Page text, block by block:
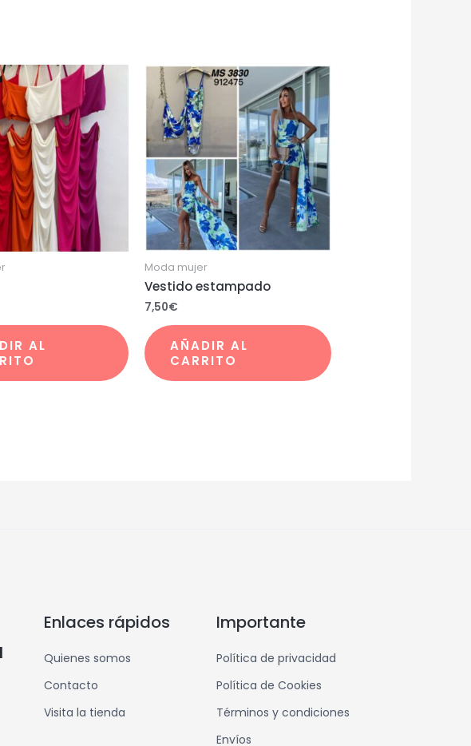
AL
Moda mujer
Vestido estampado
7,50€
AÑADIR AL
CARRITO
Enlaces rápidos
Quienes somos
Contacto
Visita la tienda
Importante
Política de privacidad
Política de Cookies
Términos y condiciones
Envíos